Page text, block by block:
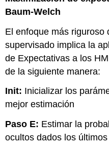
Baum-Welch
El enfoque más riguroso
supervisado implica la
de Expectativas a los
de la siguiente manera:
Init: Inicializar los
mejor estimación
Paso E: Estimar la
ocultos dados los